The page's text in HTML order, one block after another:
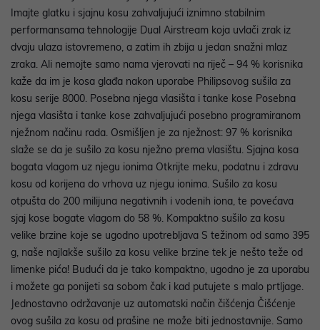
Imajte glatku i sjajnu kosu zahvaljujući iznimno stabilnim
performansama tehnologije Dual Airstream koja uvlači zrak iz
dvaju ulaza istovremeno, a zatim ih zbija u jedan snažni mlaz
zraka. Ali nemojte samo nama vjerovati na riječ – 94 % korisnika
kaže da im je kosa glađa nakon uporabe Philipsovog sušila za
kosu serije 8000. Posebna njega vlasišta i tanke kose Posebna
njega vlasišta i tanke kose zahvaljujući posebno programiranom
nježnom načinu rada. Osmišljen je za nježnost: 97 % korisnika
slaže se da je sušilo za kosu nježno prema vlasištu. Sjajna kosa
bogata vlagom uz njegu ionima Otkrijte meku, podatnu i zdravu
kosu od korijena do vrhova uz njegu ionima. Sušilo za kosu
otpušta do 200 milijuna negativnih i vodenih iona, te povećava
sjaj kose bogate vlagom do 58 %. Kompaktno sušilo za kosu
velike brzine koje se ugodno upotrebljava S težinom od samo 395
g, naše najlakše sušilo za kosu velike brzine tek je nešto teže od
limenke pića! Budući da je tako kompaktno, ugodno je za uporabu
i možete ga ponijeti sa sobom čak i kad putujete s malo prtljage.
Jednostavno održavanje uz automatski način čišćenja Čišćenje
ovog sušila za kosu od prašine ne može biti jednostavnije. Samo